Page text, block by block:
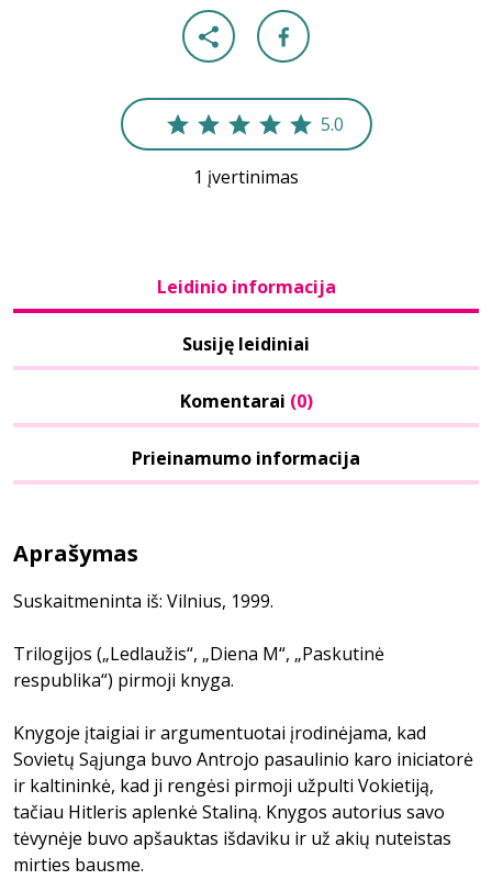
5.0
1 įvertinimas
Leidinio informacija
Susiję leidiniai
Komentarai (0)
Prieinamumo informacija
Aprašymas
Suskaitmeninta iš: Vilnius, 1999.
Trilogijos („Ledlaužis“, „Diena M“, „Paskutinė
respublika“) pirmoji knyga.
Knygoje įtaigiai ir argumentuotai įrodinėjama, kad
Sovietų Sąjunga buvo Antrojo pasaulinio karo iniciatorė
ir kaltininkė, kad ji rengėsi pirmoji užpulti Vokietiją,
tačiau Hitleris aplenkė Staliną. Knygos autorius savo
tėvynėje buvo apšauktas išdaviku ir už akių nuteistas
mirties bausme.